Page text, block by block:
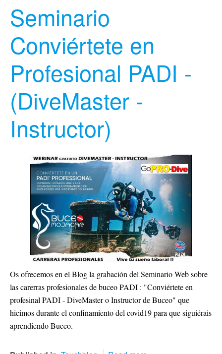
Seminario
Conviértete en
Profesional PADI -
(DiveMaster -
Instructor)
Os ofrecemos en el Blog la grabación del Seminario Web sobre
las carerras profesionales de buceo PADI : "Conviértete en
profesinal PADI - DiveMaster o Instructor de Buceo" que
hicimos durante el confinamiento del covid19 para que siguiérais
aprendiendo Buceo.